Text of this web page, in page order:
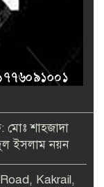
মোঃ শাহজাদা
ইসলাম নয়ন
Kakrail,